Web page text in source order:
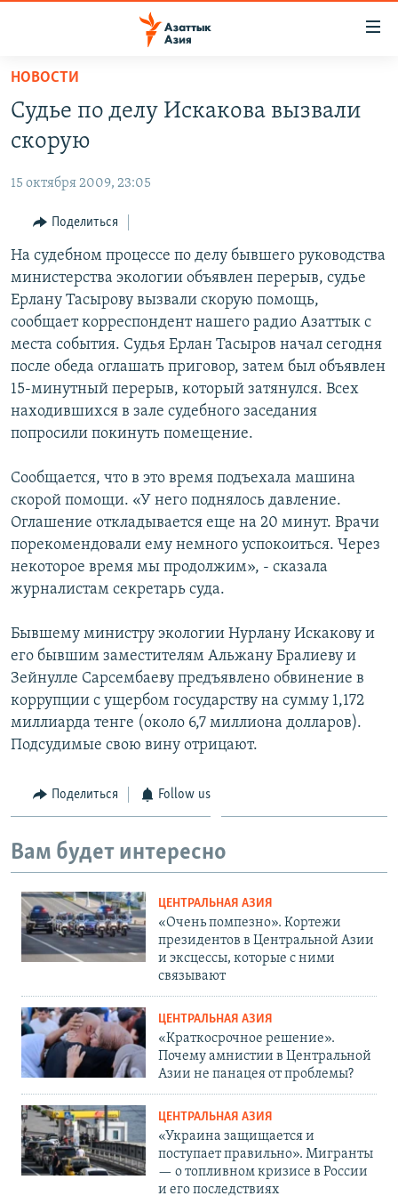
Вернуться
основному
содержанию
Вернутся
навигации
Вернутся
поиску
УЗБЕКИСТАН
ТАДЖИКИСТАН
НОВОСТИ
ВОЙНА В УКРАИНЕ
НА ДРУГИХ ЯЗЫКАХ
ҚАЗАҚША
КЫРГЫЗЧА
ЎЗБЕКЧА
ТОҶИКӢ
TÜRKMENÇE
Все сайты РСЕ/РС
НОВОСТИ
Судье по делу Искакова вызвали
скорую
15 октября 2009, 23:05
Поделиться
На судебном процессе по делу бывшего руководства
министерства экологии объявлен перерыв, судье
Ерлану Тасырову вызвали скорую помощь,
сообщает корреспондент нашего радио Азаттык с
места события. Судья Ерлан Тасыров начал сегодня
после обеда оглашать приговор, затем был объявлен
15-минутный перерыв, который затянулся. Всех
находившихся в зале судебного заседания
попросили покинуть помещение.
Сообщается, что в это время подъехала машина
скорой помощи. «У него поднялось давление.
Оглашение откладывается еще на 20 минут. Врачи
порекомендовали ему немного успокоиться. Через
некоторое время мы продолжим», - сказала
журналистам секретарь суда.
Бывшему министру экологии Нурлану Искакову и
его бывшим заместителям Альжану Бралиеву и
Зейнулле Сарсембаеву предъявлено обвинение в
коррупции с ущербом государству на сумму 1,172
миллиарда тенге (около 6,7 миллиона долларов).
Подсудимые свою вину отрицают.
Поделиться Follow us
Вам будет интересно
ЦЕНТРАЛЬНАЯ АЗИЯ
«Очень помпезно». Кортежи
президентов в Центральной Азии
и эксцессы, которые с ними
связывают
ЦЕНТРАЛЬНАЯ АЗИЯ
«Краткосрочное решение».
Почему амнистии в Центральной
Азии не панацея от проблемы?
ЦЕНТРАЛЬНАЯ АЗИЯ
«Украина защищается и
поступает правильно». Мигранты
— о топливном кризисе в России
и его последствиях